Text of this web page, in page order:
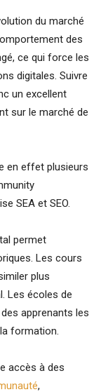
du marché
des
ce qui force les
digitales. Suivre
un excellent
sur le marché de
en effet plusieurs
SEA et SEO.
permet
Les cours
plus
Les écoles de
apprenants les
formation.
accès à des
,